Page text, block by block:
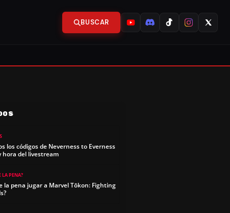
BUSCAR
los códigos de Neverness to Everness
hora del livestream
LA PENA?
la pena jugar a Marvel Tōkon: Fighting